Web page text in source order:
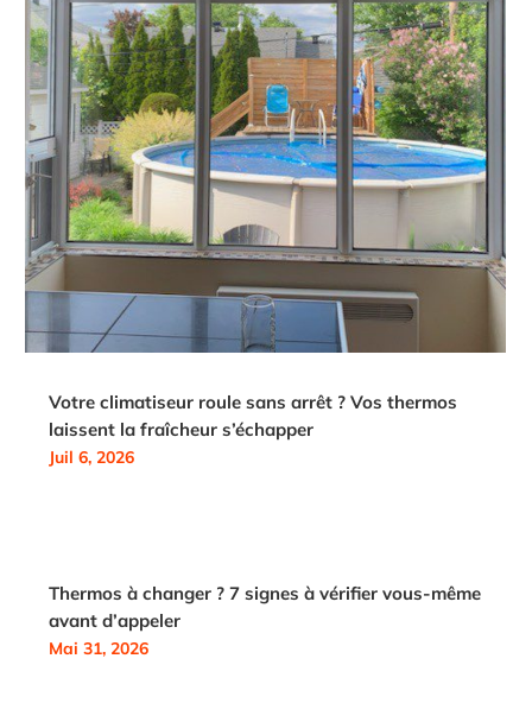
Votre climatiseur roule sans arrêt ? Vos thermos
laissent la fraîcheur s’échapper
Juil 6, 2026
Thermos à changer ? 7 signes à vérifier vous-même
avant d’appeler
Mai 31, 2026